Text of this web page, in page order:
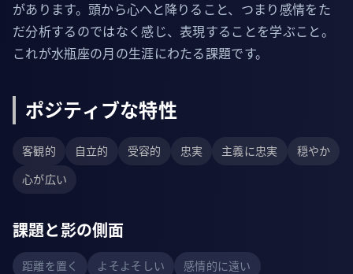
があります。頭から心へと降りること、つまり感情をた
だ分析するのではなく感じ、表現することを学ぶこと。
これが水瓶座の月の生涯にわたる課題です。
ポジティブな特性
客観的 自立的 受容的 忠実 主義に忠実
穏やか
心が広い
課題と影の側面
距離を置く よそよそしい
感情的に遠い